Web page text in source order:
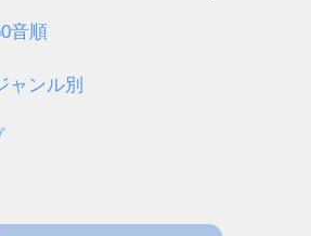
音順
ャンル別